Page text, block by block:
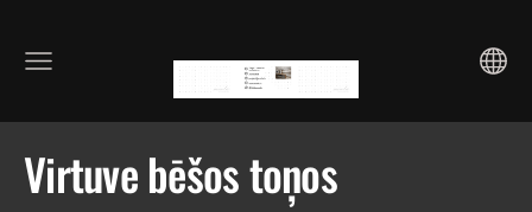
Virtuve bēšos toņos